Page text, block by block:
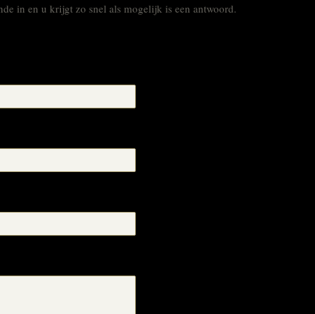
in en u krijgt zo snel als mogelijk is een antwoord.